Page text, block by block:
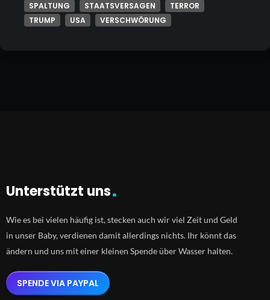
SPALTUNG
STAATSVERSAGEN
TERROR
TRUMP
USA VERSCHWÖRUNG
Unterstützt uns
Wie es bei vielen häufig ist, stecken auch wir viel Zeit und Geld
in unser Baby, verdienen damit allerdings nichts. Ihr könnt das
ändern und uns mit einer kleinen Spende über Wasser halten.
SPENDE VIA PAYPAL